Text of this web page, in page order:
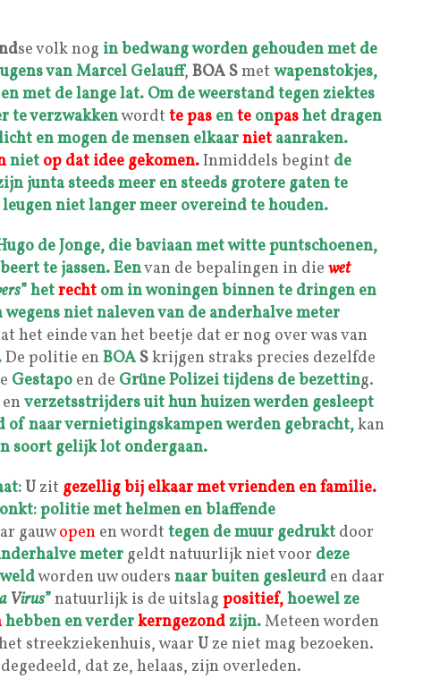
se volk nog in bedwang worden gehouden met de
vanMarcel Gelauff, BOA Smet wapenstokjes,
met de lange lat. Om de weerstand tegen ziektes
te verzwakkenwordt te pas ente onpashet dragen
en mogen de mensen elkaarniet aanraken.
niet op dat idee gekomen.Inmiddels begint de
junta steeds meer en steeds grotere gaten te
leugenniet langer meer overeind te houden.
de Jonge, die baviaan met witte puntschoenen,
te jassen. Eenvan de bepalingen in die wet
” hetrecht om in woningen binnen te dringen en
niet naleven van deanderhalve meter
het einde van het beetje dat er nog over was van
De politie en BOA Skrijgen straks precies dezelfde
Gestapo en de Grüne Polizeitijdens de bezetting.
verzetsstrijdersuit hun huizen werden gesleept
of naar vernietigingskampen werden gebracht,kan
soort gelijk lot ondergaan.
Uzit gezellig bij elkaar met vrienden en familie.
politie met helmen en blaffende
gauwopen en wordt tegen de muur gedrukt door
metergeldt natuurlijk niet voor deze
worden uw ouders naar buiten gesleurd en daar
Virus”natuurlijk is de uitslag positief,hoewel ze
hebben en verderkerngezond zijn.Meteen worden
streekziekenhuis, waar Uze niet mag bezoeken.
dat ze, helaas, zijn overleden.